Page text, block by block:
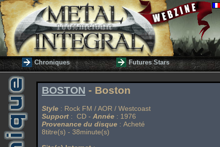
Chroniques Futures Stars
BOSTON - Boston
Style : Rock FM / AOR / Westcoast
Support : CD - Année : 1976
Provenance du disque : Acheté
8titre(s) - 38minute(s)